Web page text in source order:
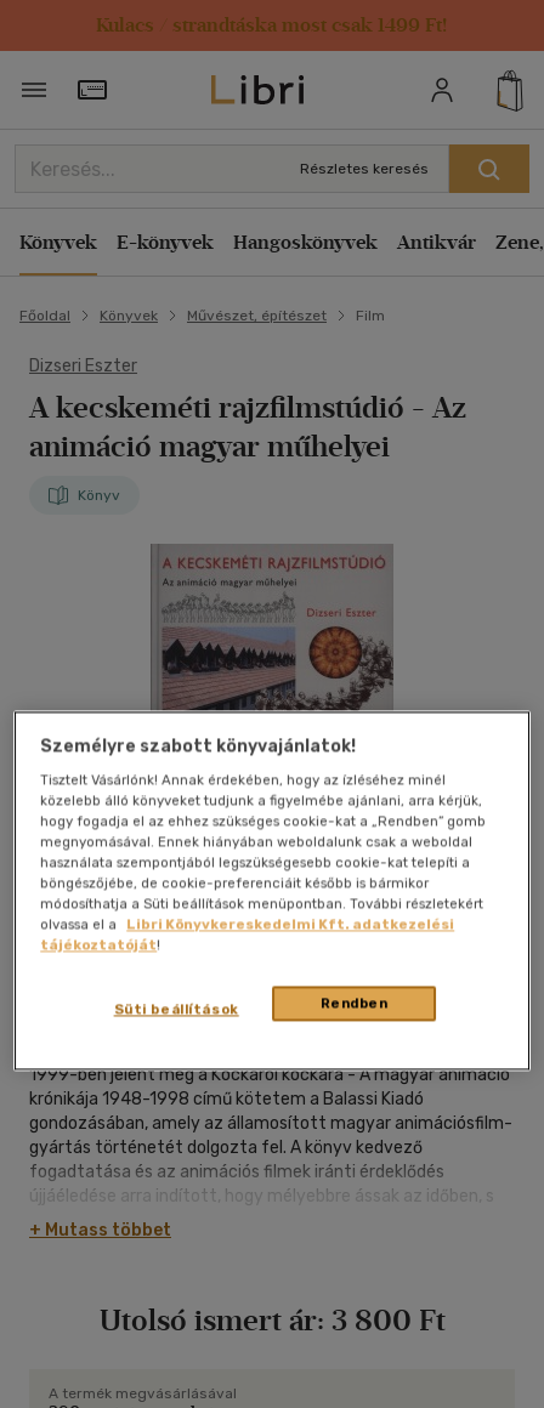
Kulacs / strandtáska most csak 1499 Ft!
Törzsvásárlói Kártya adatai
Részletes keresés
Könyvek E-könyvek Hangoskönyvek Antikvár
Főoldal Könyvek Művészet, építészet Film
Dizseri Eszter
A kecskeméti rajzfilmstúdió - Az
animáció magyar műhelyei
Könyv
Kívánságlistához adom Megosztom
magyar nyelvű|cérnafűzött,
keménytáblás|182 oldal
1999-ben jelent meg a Kockáról kockára - A magyar animáció
krónikája 1948-1998 című kötetem a Balassi Kiadó
gondozásában, amely az államosított magyar animációsfilm-
gyártás történetét dolgozta fel. A könyv kedvező
fogadtatása és az animációs filmek iránti érdeklődés
újjáéledése arra indított, hogy mélyebbre ássak az időben, s
mentsem meg az utókor számára azokat a ma még
szórványosan fellelhető tárgyi és szellemi emlékeket,
honnan, mely műhelyekből indult útjára a 20. század legelején
igazolták e sajátos műfaj létének jogosultságát.
+ Mutass többet
Utolsó ismert ár: 3 800 Ft
A termék megvásárlásával
Személyre szabott könyvajánlatok!
Tisztelt Vásárlónk! Annak érdekében, hogy az ízléséhez minél
közelebb álló könyveket tudjunk a figyelmébe ajánlani, arra kérjük,
hogy fogadja el az ehhez szükséges cookie-kat a „Rendben” gomb
megnyomásával. Ennek hiányában weboldalunk csak a weboldal
használata szempontjából legszükségesebb cookie-kat telepíti a
böngészőjébe, de cookie-preferenciáit később is bármikor
módosíthatja a Süti beállítások menüpontban. További részletekért
olvassa el a
Libri Könyvkereskedelmi Kft. adatkezelési
tájékoztatóját!
Rendben
Süti beállítások